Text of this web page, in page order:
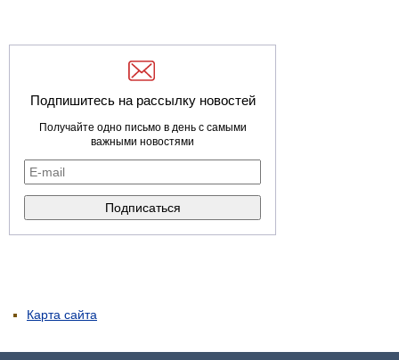
Подпишитесь на рассылку новостей
Получайте одно письмо в день с самыми
важными новостями
Карта сайта